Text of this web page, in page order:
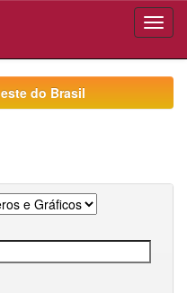
do Brasil